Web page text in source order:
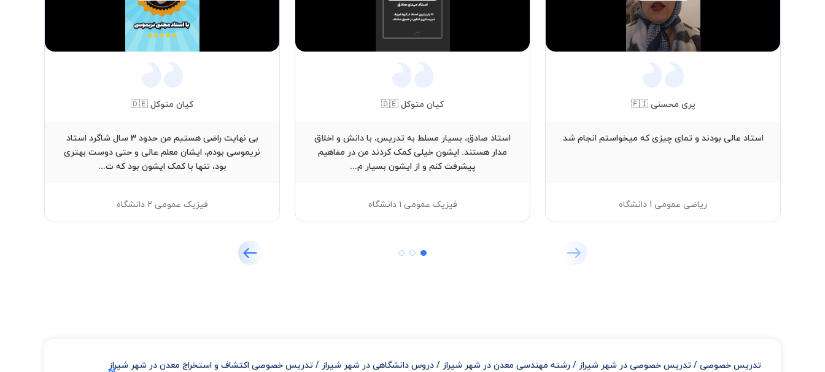
Video
پری محسنی 🇫🇮
استاد عالی بودند و تمای چیزی که میخواستم انجام شد
ریاضی عمومی 1 دانشگاه
Video
کیان متوکل 🇩🇪
استاد صادق، بسیار مسلط به تدریس، با دانش و اخلاق
مدار هستند. ایشون خیلی کمک کردند من در مفاهیم
پیشرفت کنم و از ایشون بسیار م...
فیزیک عمومی 1 دانشگاه
Video
کیان متوکل 🇩🇪
بی نهایت راضی هستیم من حدود 3 سال شاگرد استاد
نریموسی بودم، ایشان معلم عالی و حتی دوست بهتری
بود، تنها با کمک ایشون بود که ت...
فیزیک عمومی 2 دانشگاه
تدریس خصوصی / تدریس خصوصی در شهر شیراز / رشته مهندسی معدن در شهر شیراز / دروس دانشگاهی در شهر شیراز / تدریس خصوصی اکتشاف و استخراج معدن در شهر شیراز